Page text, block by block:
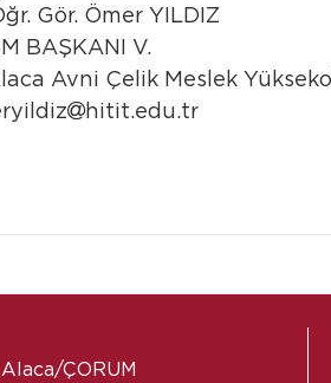
Gör. Ömer YILDIZ
BAŞKANI V.
Avni Çelik Meslek
hitit.edu.tr
ÇORUM